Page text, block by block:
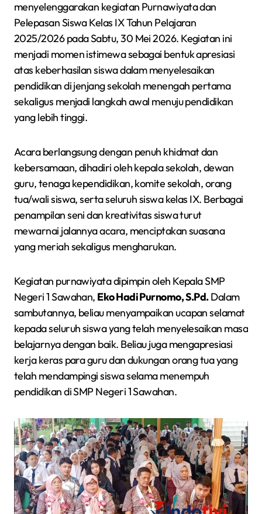
menyelenggarakan kegiatan Purnawiyata dan
Pelepasan Siswa Kelas IX Tahun Pelajaran
2025/2026 pada Sabtu, 30 Mei 2026. Kegiatan ini
menjadi momen istimewa sebagai bentuk apresiasi
atas keberhasilan siswa dalam menyelesaikan
pendidikan di jenjang sekolah menengah pertama
sekaligus menjadi langkah awal menuju pendidikan
yang lebih tinggi.
Acara berlangsung dengan penuh khidmat dan
kebersamaan, dihadiri oleh kepala sekolah, dewan
guru, tenaga kependidikan, komite sekolah, orang
tua/wali siswa, serta seluruh siswa kelas IX. Berbagai
penampilan seni dan kreativitas siswa turut
mewarnai jalannya acara, menciptakan suasana
yang meriah sekaligus mengharukan.
Kegiatan purnawiyata dipimpin oleh Kepala SMP
Negeri 1 Sawahan, Eko Hadi Purnomo, S.Pd.Dalam
sambutannya, beliau menyampaikan ucapan selamat
kepada seluruh siswa yang telah menyelesaikan masa
belajarnya dengan baik. Beliau juga mengapresiasi
kerja keras para guru dan dukungan orang tua yang
telah mendampingi siswa selama menempuh
pendidikan di SMP Negeri 1 Sawahan.